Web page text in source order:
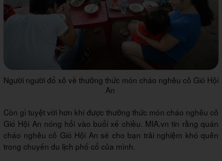
Người người đổ xô về thưởng thức món cháo nghêu cô Gió Hội
An
Còn gì tuyệt vời hơn khi được thưởng thức món cháo nghêu cô
Gió Hội An nóng hổi vào buổi xế chiều. MIA.vn tin rằng quán
cháo nghêu cô Gió Hội An sẽ cho bạn trải nghiệm khó quên
trong chuyến du lịch phố cổ của mình.